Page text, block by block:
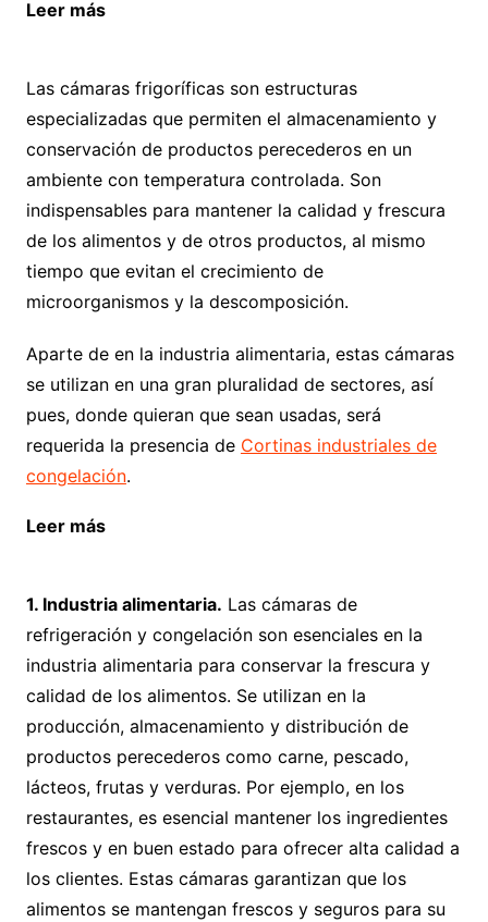
Leer más
Las cámaras frigoríficas son estructuras
especializadas que permiten el almacenamiento y
conservación de productos perecederos en un
ambiente con temperatura controlada. Son
indispensables para mantener la calidad y frescura
de los alimentos y de otros productos, al mismo
tiempo que evitan el crecimiento de
microorganismos y la descomposición.
Aparte de en la industria alimentaria, estas cámaras
se utilizan en una gran pluralidad de sectores, así
pues, donde quieran que sean usadas, será
requerida la presencia de Cortinas industriales de
congelación.
Leer más
1. Industria alimentaria. Las cámaras de
refrigeración y congelación son esenciales en la
industria alimentaria para conservar la frescura y
calidad de los alimentos. Se utilizan en la
producción, almacenamiento y distribución de
productos perecederos como carne, pescado,
lácteos, frutas y verduras. Por ejemplo, en los
restaurantes, es esencial mantener los ingredientes
frescos y en buen estado para ofrecer alta calidad a
los clientes. Estas cámaras garantizan que los
alimentos se mantengan frescos y seguros para su